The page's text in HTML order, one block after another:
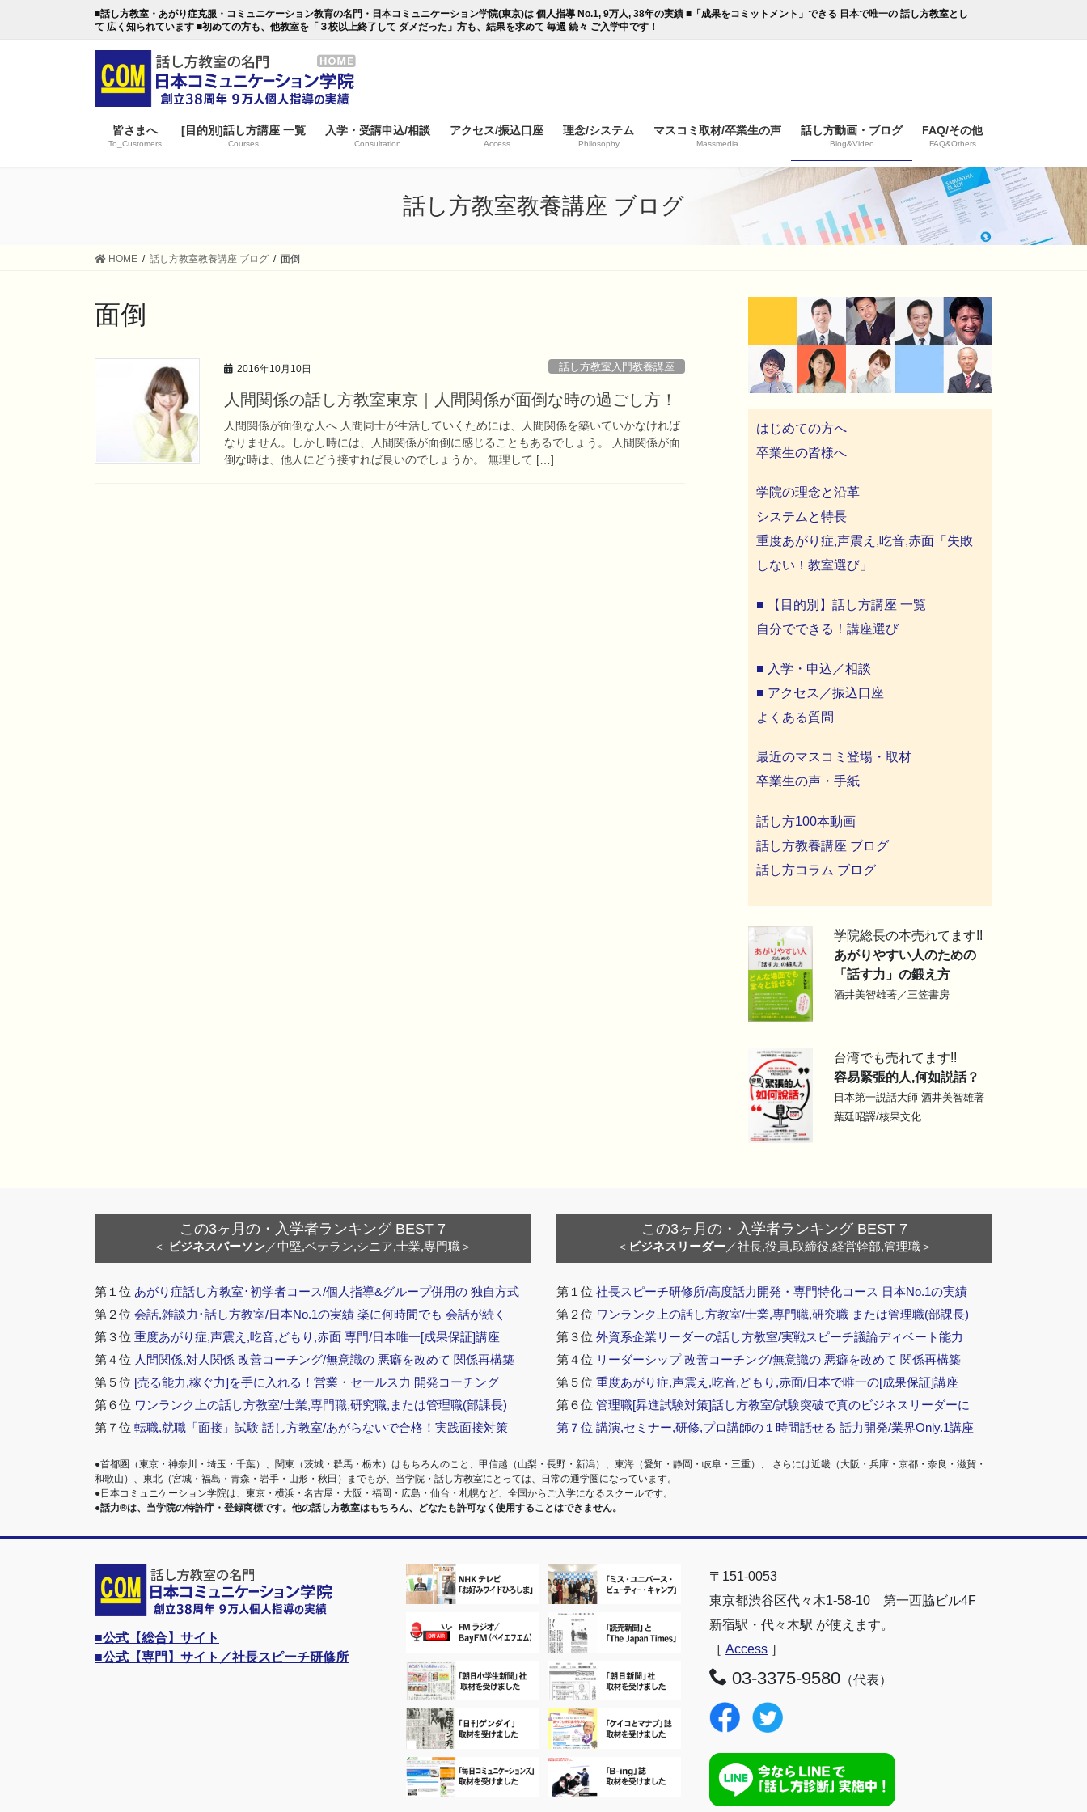
■話し方教室・あがり症克服・コミュニケーション教育の名門・日本コミュニケーション学院(東京)は 個人指導 No.1, 9万人, 38年の実績 ■「成果をコミットメント」できる 日本で唯一の 話し方教室とし
て 広く知られています ■初めての方も、他教室を「３校以上終了して ダメだった」方も、結果を求めて 毎週 続々 ご入学中です！
皆さまへ
To_Customers
[目的別]話し方講座 一覧
Courses
入学・受講申込/相談
Consultation
アクセス/振込口座
Access
理念/システム
Philosophy
マスコミ取材/卒業生の声
Massmedia
話し方動画・ブログ
Blog&Video
FAQ/その他
FAQ&Others
話し方教室教養講座 ブログ
HOME 話し方教室教養講座 ブログ 面倒
面倒
2016年10月10日 話し方教室入門教養講座
人間関係の話し方教室東京｜人間関係が面倒な時の過ごし方！
人間関係が面倒な人へ 人間同士が生活していくためには、人間関係を築いていかなければ
なりません。しかし時には、人間関係が面倒に感じることもあるでしょう。 人間関係が面
倒な時は、他人にどう接すれば良いのでしょうか。 無理して […]
はじめての方へ
卒業生の皆様へ
学院の理念と沿革
システムと特長
重度あがり症,声震え,吃音,赤面「失敗
しない！教室選び」
■ 【目的別】話し方講座 一覧
自分でできる！講座選び
■ 入学・申込／相談
■ アクセス／振込口座
よくある質問
最近のマスコミ登場・取材
卒業生の声・手紙
話し方100本動画
話し方教養講座 ブログ
話し方コラム ブログ
学院総長の本売れてます!!
あがりやすい人のための
「話す力」の鍛え方
酒井美智雄著／三笠書房
台湾でも売れてます!!
容易緊張的人,何如説話？
日本第一説話大師 酒井美智雄著
葉廷昭譯/核果文化
この3ヶ月の・入学者ランキング BEST 7
＜ ビジネスパーソン／中堅,ベテラン,シニア,士業,専門職＞
第１位 あがり症話し方教室･初学者コース/個人指導&グループ併用の 独自方式
第２位 会話,雑談力･話し方教室/日本No.1の実績 楽に何時間でも 会話が続く
第３位 重度あがり症,声震え,吃音,どもり,赤面 専門/日本唯一[成果保証]講座
第４位 人間関係,対人関係 改善コーチング/無意識の 悪癖を改めて 関係再構築
第５位 [売る能力,稼ぐ力]を手に入れる！営業・セールス力 開発コーチング
第６位 ワンランク上の話し方教室/士業,専門職,研究職,または管理職(部課長)
第７位 転職,就職「面接」試験 話し方教室/あがらないで合格！実践面接対策
この3ヶ月の・入学者ランキング BEST 7
＜ ビジネスリーダー／社長,役員,取締役,経営幹部,管理職＞
第１位 社長スピーチ研修所/高度話力開発・専門特化コース 日本No.1の実績
第２位 ワンランク上の話し方教室/士業,専門職,研究職 または管理職(部課長)
第３位 外資系企業リーダーの話し方教室/実戦スピーチ議論ディベート能力
第４位 リーダーシップ 改善コーチング/無意識の 悪癖を改めて 関係再構築
第５位 重度あがり症,声震え,吃音,どもり,赤面/日本で唯一の[成果保証]講座
第６位 管理職[昇進試験対策]話し方教室/試験突破で真のビジネスリーダーに
第７位 講演,セミナー,研修,プロ講師の１時間話せる 話力開発/業界Only.1講座
●首都圏（東京・神奈川・埼玉・千葉）、関東（茨城・群馬・栃木）はもちろんのこと、甲信越（山梨・長野・新潟）、東海（愛知・静岡・岐阜・三重）、 さらには近畿（大阪・兵庫・京都・奈良・滋賀・
和歌山）、東北（宮城・福島・青森・岩手・山形・秋田）までもが、当学院・話し方教室にとっては、日常の通学圏になっています。
●日本コミュニケーション学院は、東京・横浜・名古屋・大阪・福岡・広島・仙台・札幌など、全国からご入学になるスクールです。
●話力®は、当学院の特許庁・登録商標です。他の話し方教室はもちろん、どなたも許可なく使用することはできません。
■公式【総合】サイト
■公式【専門】サイト／社長スピーチ研修所
〒151-0053
東京都渋谷区代々木1-58-10 第一西脇ビル4F
新宿駅・代々木駅 が使えます。
［ Access］
03-3375-9580（代表）